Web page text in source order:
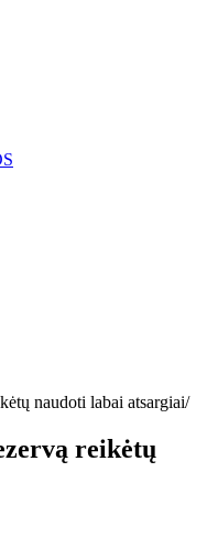
naudoti labai atsargiai
reikėtų